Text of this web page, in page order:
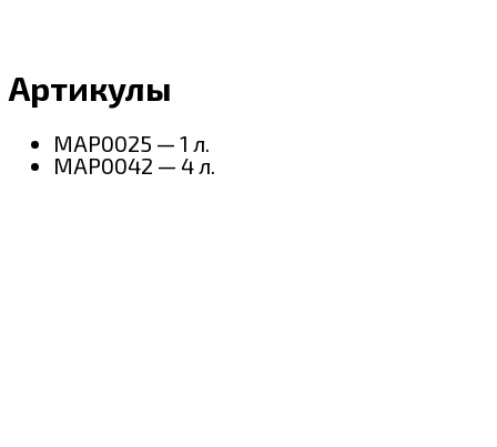
Артикулы
MAP0025 — 1 л.
MAP0042 — 4 л.